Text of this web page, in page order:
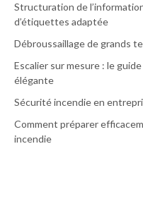
Structuration de
d’étiquettes adaptée
Débroussaillage de grands
Escalier sur mesure : le
élégante
Sécurité incendie en
Comment préparer
incendie